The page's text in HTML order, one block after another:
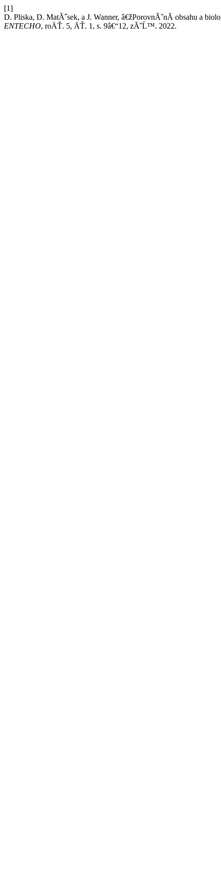
[1]
D. Pliska, D. MatĂ˝sek, a J. Wanner, â€žPorovnĂˇnĂ­ obsahu a
ENTECHO, roÄŤ. 5, ÄŤ. 1, s. 9â€“12, zĂˇĹ™. 2022.